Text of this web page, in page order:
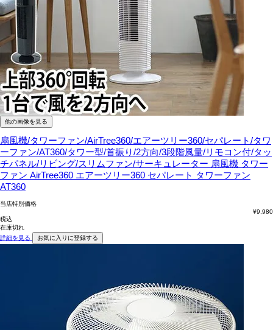
他の画像を見る
扇風機/タワーファン/AirTree360/エアーツリー360/セパレート/タワ
ーファン/AT360/タワー型/首振り/2方向/3段階風量/リモコン付/タッ
チパネル/リビング/スリムファン/サーキュレーター 扇風機 タワー
ファン AirTree360 エアーツリー360 セパレート タワーファン
AT360
当店特別価格
¥9,980
税込
在庫切れ
詳細を見る
お気に入りに登録する